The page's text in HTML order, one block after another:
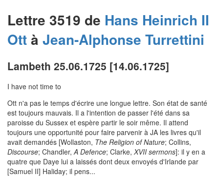
Lettre 3519 de Hans Heinrich II
Ottà Jean-Alphonse Turrettini
Lambeth 25.06.1725 [14.06.1725]
I have not time to
Ott n'a pas le temps d'écrire une longue lettre. Son état de santé
est toujours mauvais. Il a l'intention de passer l'été dans sa
paroisse du Sussex et espère partir le soir même. Il attend
toujours une opportunité pour faire parvenir à JA les livres qu'il
avait demandés [Wollaston, The Religion of Nature; Collins,
Discourse; Chandler,A Defence; Clarke, XVII sermons]: il y en a
quatre que Daye lui a laissés dont deux envoyés d'Irlande par
[Samuel II] Haliday; il pens...